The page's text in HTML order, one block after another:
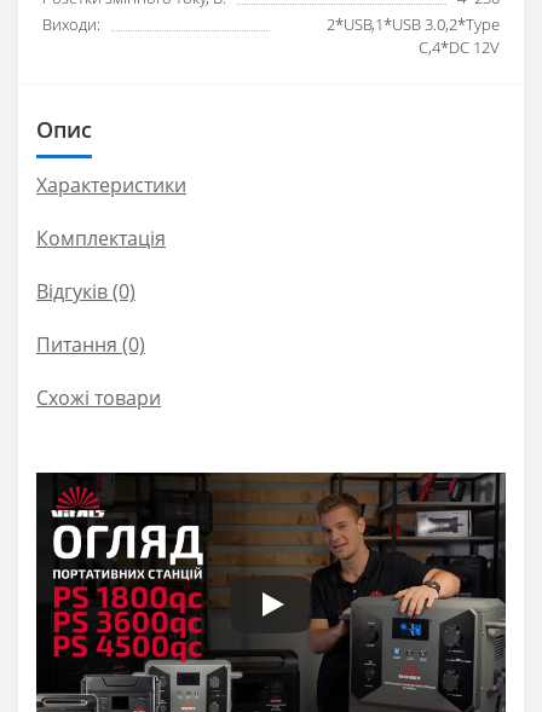
Виходи:
2*USB,1*USB 3.0,2*Type
C,4*DC 12V
Опис
Характеристики
Комплектація
Відгуків (0)
Питання (0)
Схожі товари